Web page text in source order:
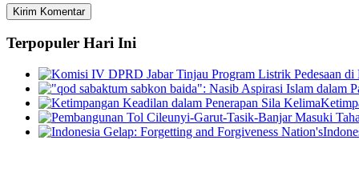
Terpopuler Hari Ini